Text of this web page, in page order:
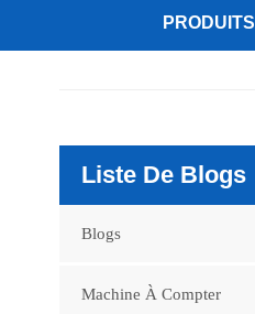
PRODUITS
Liste De Blogs
Blogs
Machine À Compter